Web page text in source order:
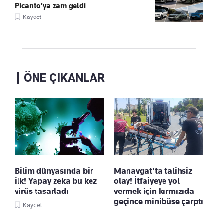
Picanto'ya zam geldi
Kaydet
ÖNE ÇIKANLAR
Bilim dünyasında bir
ilk! Yapay zeka bu kez
virüs tasarladı
Kaydet
Manavgat'ta talihsiz
olay! İtfaiyeye yol
vermek için kırmızıda
geçince minibüse çarptı